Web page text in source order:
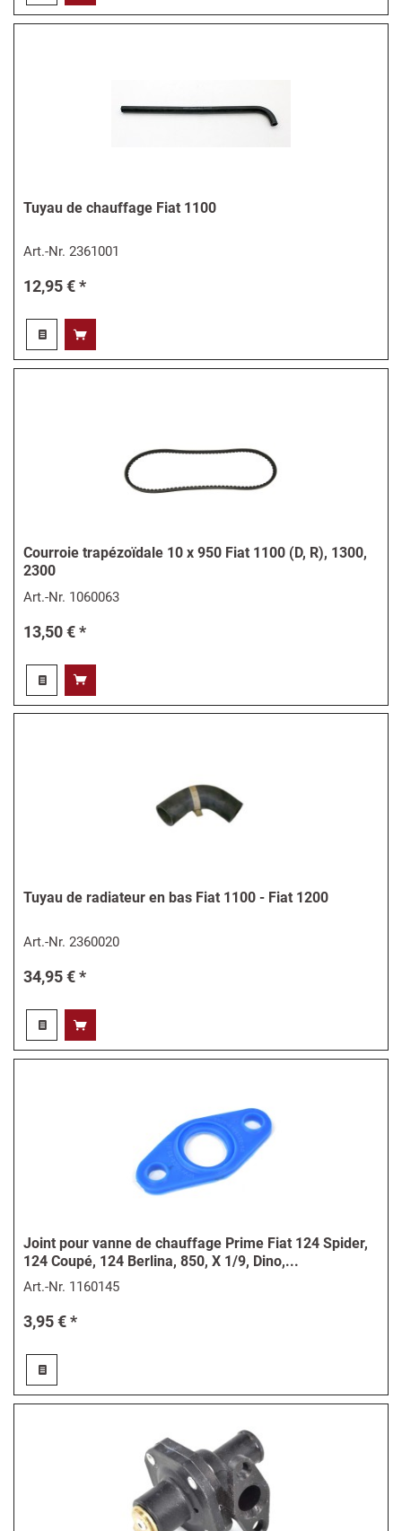
Tuyau de chauffage Fiat 1100
Art.-Nr.2361001
12,95 € *
Courroie trapézoïdale 10 x 950 Fiat 1100 (D, R), 1300,
2300
Art.-Nr. 1060063
13,50 € *
Tuyau de radiateur en bas Fiat 1100 - Fiat 1200
Art.-Nr.2360020
34,95 € *
Joint pour vanne de chauffage Prime Fiat 124 Spider,
124 Coupé, 124 Berlina, 850, X 1/9, Dino,...
Art.-Nr. 1160145
3,95 € *